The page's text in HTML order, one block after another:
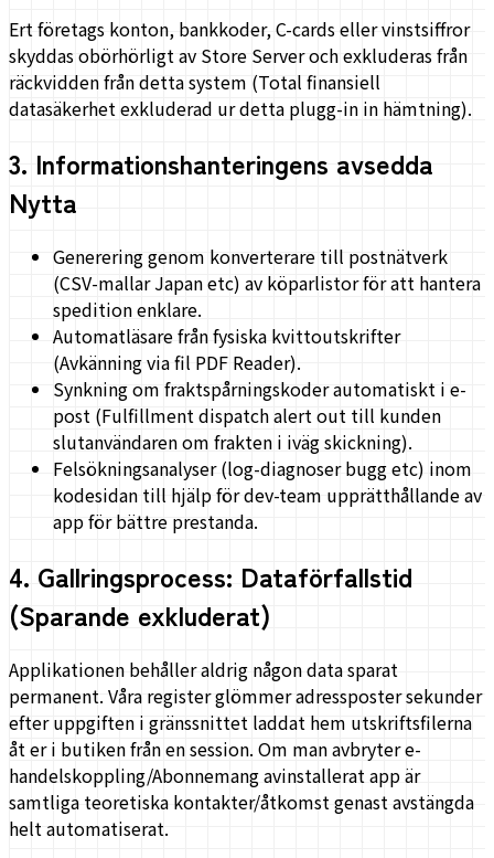
Ert företags konton, bankkoder, C-cards eller vinstsiffror
skyddas obörhörligt av Store Server och exkluderas från
räckvidden från detta system (Total finansiell
datasäkerhet exkluderad ur detta plugg-in in hämtning).
3. Informationshanteringens avsedda
Nytta
Generering genom konverterare till postnätverk
(CSV-mallar Japan etc) av köparlistor för att hantera
spedition enklare.
Automatläsare från fysiska kvittoutskrifter
(Avkänning via fil PDF Reader).
Synkning om fraktspårningskoder automatiskt i e-
post (Fulfillment dispatch alert out till kunden
slutanvändaren om frakten i iväg skickning).
Felsökningsanalyser (log-diagnoser bugg etc) inom
kodesidan till hjälp för dev-team upprätthållande av
app för bättre prestanda.
4. Gallringsprocess: Dataförfallstid
(Sparande exkluderat)
Applikationen behåller aldrig någon data sparat
permanent. Våra register glömmer adressposter sekunder
efter uppgiften i gränssnittet laddat hem utskriftsfilerna
åt er i butiken från en session. Om man avbryter e-
handelskoppling/Abonnemang avinstallerat app är
samtliga teoretiska kontakter/åtkomst genast avstängda
helt automatiserat.